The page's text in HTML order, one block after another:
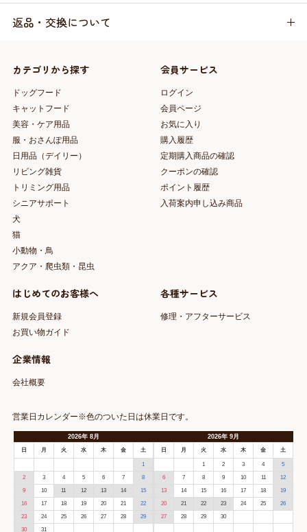
返品・交換について
カテゴリから探す
ドッグフード
キャットフード
美容・ケア用品
服・おさんぽ用品
日用品（デイリー）
リビング雑貨
トリミング用品
シニアサポート
犬
猫
小動物・鳥
アクア・爬虫類・昆虫
会員サービス
ログイン
会員ページ
お気に入り
購入履歴
定期購入商品の確認
クーポンの確認
ポイント履歴
入荷案内申し込み商品
はじめてのお客様へ
新規会員登録
お買い物ガイド
各種サービス
修理・アフターサービス
企業情報
会社概要
営業日カレンダー※色のついた日は休業日です。
2026年 8月
日 月 火 水 木 金 土
1
2 3 4 5 6 7 8
9 10 11 12 13 14 15
16 17 18 19 20 21 22
23 24 25 26 27 28 29
30 31
2026年9月
日 月 火 水 木 金 土
1 2 3 4 5
6 7 8 9 10 11 12
13 14 15 16 17 18 19
20 21 22 23 24 25 26
27 28 29 30